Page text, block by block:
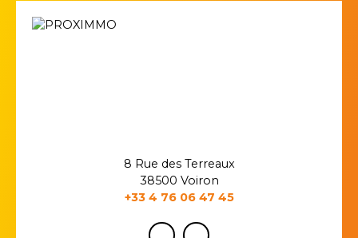
8 Rue des Terreaux
38500 Voiron
+33 4 76 06 47 45